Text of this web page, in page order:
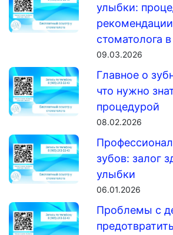
улыбки:
стоматолога
09.03.2026
Главное о
что нужно
процедурой
08.02.2026
зубов: залог
улыбки
06.01.2026
Проблемы с